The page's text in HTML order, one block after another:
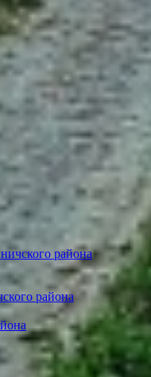
района
района